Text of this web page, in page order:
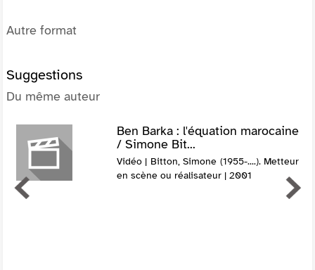
Autre format
Suggestions
Du même auteur
Ben Barka : l'équation marocaine
/ Simone Bit...
Vidéo | Bitton, Simone (1955-....). Metteur
en scène ou réalisateur | 2001